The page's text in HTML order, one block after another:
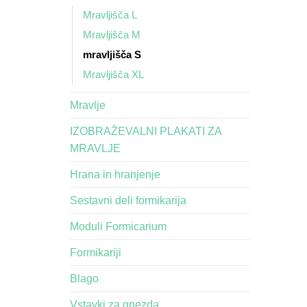
Mravljišča L
Mravljišča M
mravljišča S
Mravljišča XL
Mravlje
IZOBRAŽEVALNI PLAKATI ZA
MRAVLJE
Hrana in hranjenje
Sestavni deli formikarija
Moduli Formicarium
Formikariji
Blago
Vstavki za gnezda